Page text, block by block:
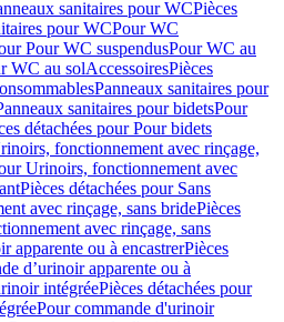
sanitaires pour WCPièces
pour WCPour WC
Pour WC suspendusPour WC au
WC au solAccessoiresPièces
Panneaux sanitaires pour
sanitaires pour bidetsPour
détachées pour Pour bidets
fonctionnement avec rinçage,
Urinoirs, fonctionnement avec
Pièces détachées pour Sans
avec rinçage, sans bridePièces
avec rinçage, sans
apparente ou à encastrerPièces
d’urinoir apparente ou à
intégréePièces détachées pour
Pour commande d'urinoir